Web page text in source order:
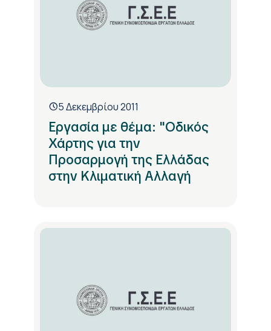
5 Δεκεμβρίου 2011
Εργασία με θέμα: "Οδικός
Χάρτης για την
Προσαρμογή της Ελλάδας
στην Κλιματική Αλλαγή